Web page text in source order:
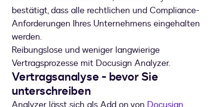
bestätigt, dass alle rechtlichen und Compliance-
Anforderungen Ihres Unternehmens eingehalten
werden.
Reibungslose und weniger langwierige
Vertragsprozesse mit Docusign Analyzer.
Vertragsanalyse - bevor Sie
unterschreiben